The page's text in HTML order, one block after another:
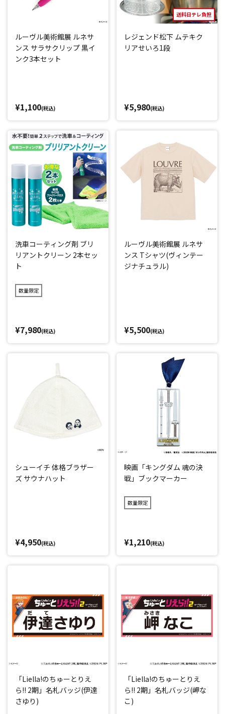
ルーヴル美術館展 ルネサ
ンス サラサクリップ 黒イ
ンク3本セット
¥1,100(税込)
送料日テレ負担
レジェンド松下 ムテキク
リアせいろ1段
¥5,980(税込)
洗車コーティング剤 ブリ
リアントクリーン 2本セッ
ト
数量限定
¥7,980(税込)
ルーヴル美術館展 ルネサ
ンス Tシャツ(ヴィンテー
ジナチュラル)
¥5,500(税込)
シューイチ 体格ブラザー
ズ サウナハット
¥4,950(税込)
映画「キングダム 魂の決
戦」ブックマーカー
数量限定
¥1,210(税込)
「Liella!のちゅーとりえ
ら!! 2期」名札バッジ(伊達
さゆり)
「Liella!のちゅーとりえ
ら!! 2期」名札バッジ(岬な
こ)